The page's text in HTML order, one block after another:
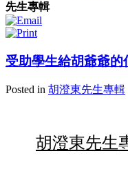
先生專輯
受助學生給胡爺爺的
Posted in 胡澄東先生專輯
胡澄東先生